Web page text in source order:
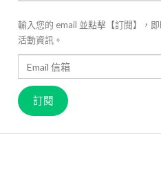
輸入您的 email 並點擊【訂閱】，
活動資訊。
Email
信
箱
訂閱